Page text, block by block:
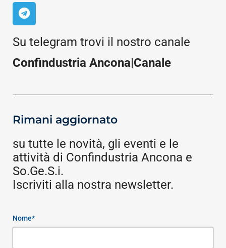
Su telegram trovi il nostro canale
Confindustria Ancona|Canale
Rimani aggiornato
su tutte le novità, gli eventi e le
attività di Confindustria Ancona e
So.Ge.S.i.
Iscriviti alla nostra newsletter.
Nome*